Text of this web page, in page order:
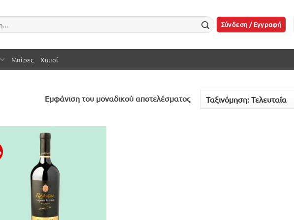
Σύνδεση / Εγγραφή
Μπίρες Χυμοί
Εμφάνιση του μοναδικού αποτελέσματος